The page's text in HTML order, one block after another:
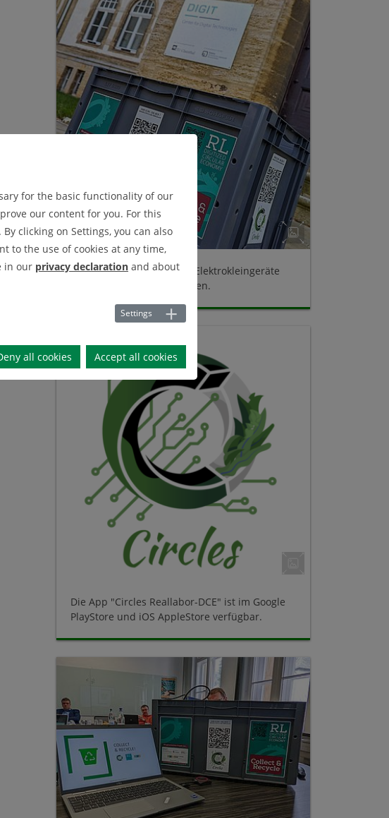
Über die EAG-Box können Elektrokleingeräte
fachgerecht entsorgt werden.
Die App "Circles Reallabor-DCE" ist im Google
PlayStore und iOS AppleStore verfügbar.
for the basic functionality of our
our content for you. For this
clicking on Settings, you can also
to the use of cookies at any time,
in our privacy declaration and about
Settings
all cookies Accept all cookies